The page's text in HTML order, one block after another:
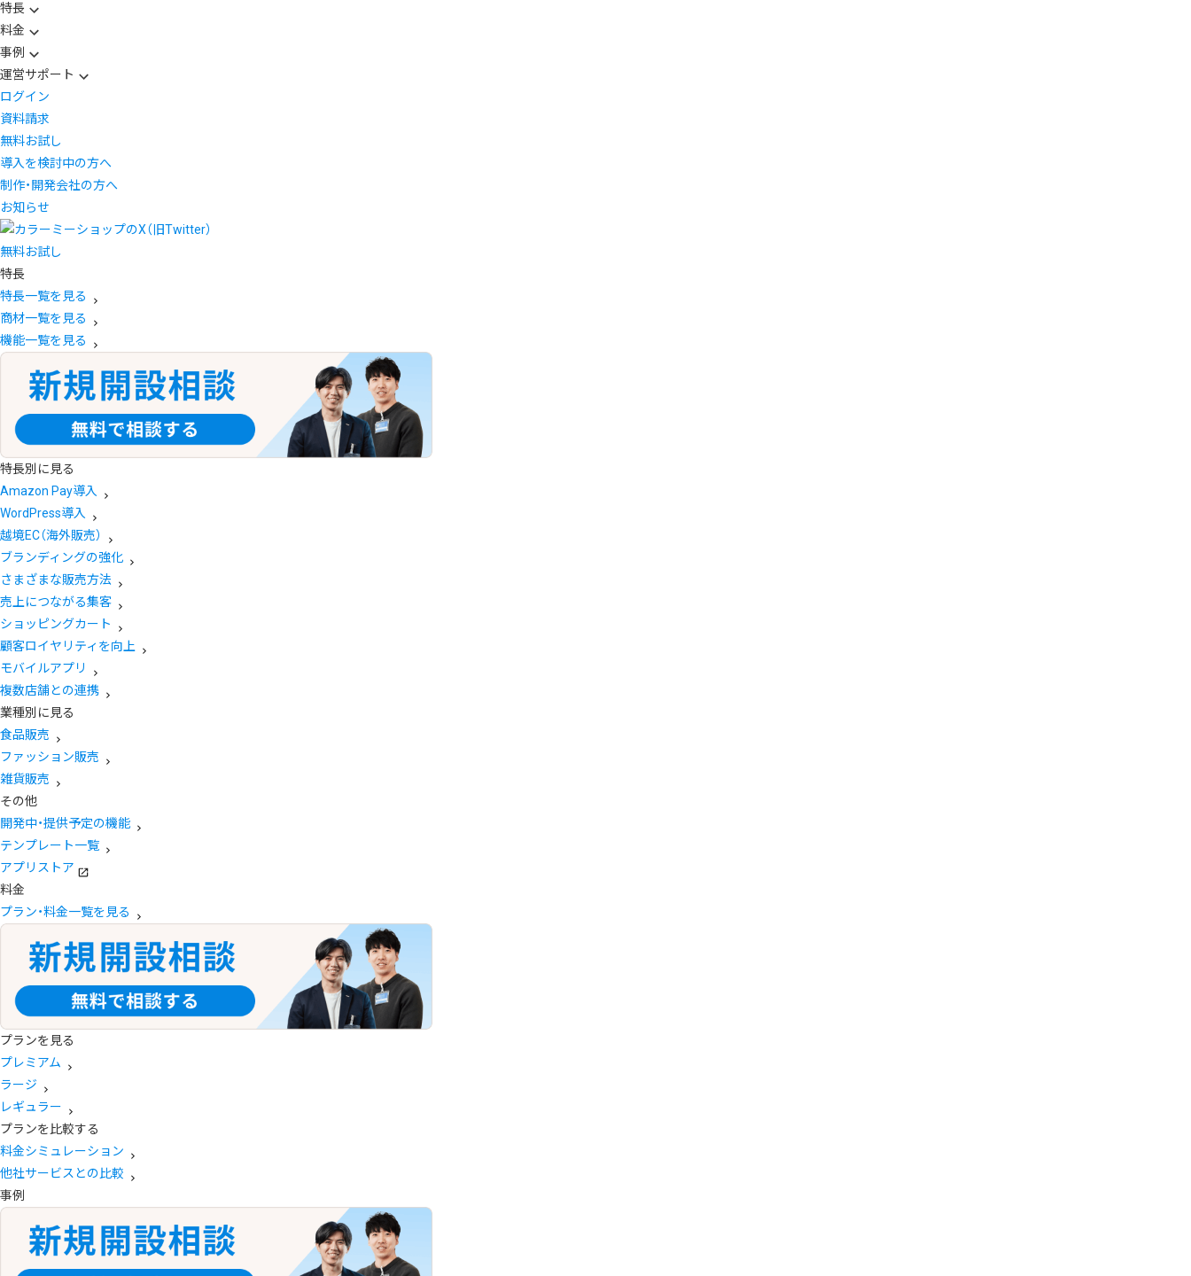
特長
料金
事例
運営サポート
ログイン
資料請求
無料お試し
導入を検討中の方へ
制作・開発会社の方へ
お知らせ
無料お試し
特長
特長一覧を見る
商材一覧を見る
機能一覧を見る
特長別に見る
Amazon Pay導入
WordPress導入
越境EC（海外販売）
ブランディングの強化
さまざまな販売方法
売上につながる集客
ショッピングカート
顧客ロイヤリティを向上
モバイルアプリ
複数店舗との連携
業種別に見る
食品販売
ファッション販売
雑貨販売
その他
開発中・提供予定の機能
テンプレート一覧
アプリストア
料金
プラン・料金一覧を見る
プランを見る
プレミアム
ラージ
レギュラー
プランを比較する
料金シミュレーション
他社サービスとの比較
事例